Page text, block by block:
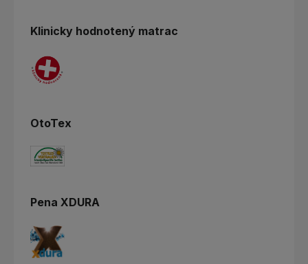
Klinicky hodnotený matrac
OtoTex
Pena XDURA